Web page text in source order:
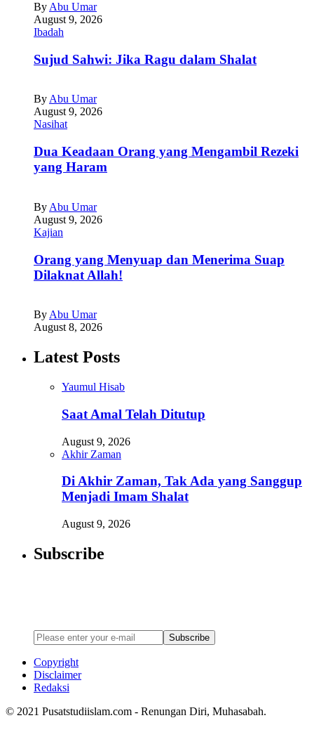
By Abu Umar
August 9, 2026
Ibadah
Sujud Sahwi: Jika Ragu dalam Shalat
ByAbu Umar
August 9, 2026
Nasihat
Dua Keadaan Orang yang Mengambil Rezeki
yang Haram
By Abu Umar
August 9, 2026
Kajian
Orang yang Menyuap dan Menerima Suap
Dilaknat Allah!
By Abu Umar
August 8, 2026
Latest Posts
Yaumul Hisab
Saat Amal Telah Ditutup
August 9, 2026
Akhir Zaman
Di Akhir Zaman, Tak Ada yang Sanggup
Menjadi Imam Shalat
August 9, 2026
Subscribe
Subscribe
Copyright
Disclaimer
Redaksi
© 2021 Pusatstudiislam.com - Renungan Diri, Muhasabah.